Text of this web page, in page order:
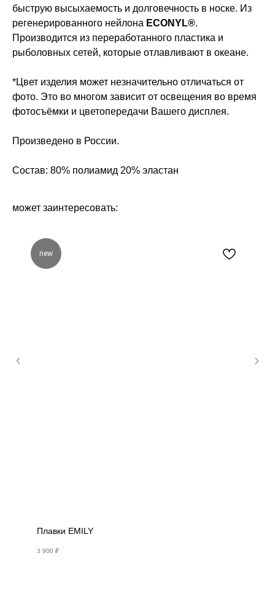
быструю высыхаемость и долговечность в носке. Из
регенерированного нейлона ECONYL®.
Производится из переработанного пластика и
рыболовных сетей, которые отлавливают в океане.
*Цвет изделия может незначительно отличаться от
фото. Это во многом зависит от освещения во время
фотосъёмки и цветопередачи Вашего дисплея.
Произведено в России.
Состав: 80% полиамид 20% эластан
может заинтересовать:
new
Плавки EMILY
3 900 ₽